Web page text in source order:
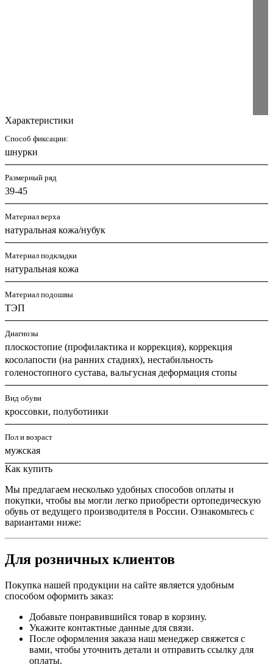
Характеристики
Способ фиксации:
шнурки
Размерный ряд
39-45
Материал верха
натуральная кожа/нубук
Материал подкладки
натуральная кожа
Материал подошвы
ТЭП
Диагнозы
плоскостопие (профилактика и коррекция), коррекция
косолапости (на ранних стадиях), нестабильность
голеностопного сустава, вальгусная деформация стопы
Вид обуви
кроссовки, полуботинки
Пол и возраст
мужская
Как купить
Мы предлагаем несколько удобных способов оплаты и
покупки, чтобы вы могли легко приобрести ортопедическую
обувь от ведущего производителя в России. Ознакомьтесь с
вариантами ниже:
Для розничных клиентов
Покупка нашей продукции на сайте является удобным
способом оформить заказ:
Добавьте понравившийся товар в корзину.
Укажите контактные данные для связи.
После оформления заказа наш менеджер свяжется с
вами, чтобы уточнить детали и отправить ссылку для
оплаты.